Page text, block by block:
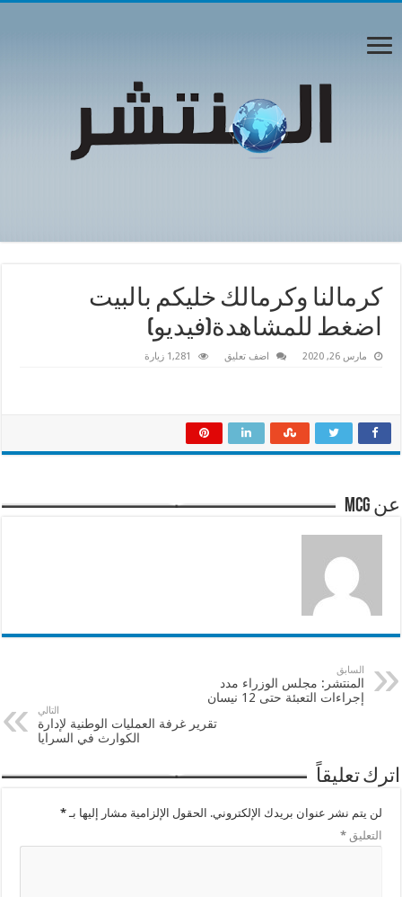
كرمالنا وكرمالك خليكم بالبيت
اضغط للمشاهدة(فيديو)
مارس 26, 2020 اضف تعليق 1,281 زيارة
عن mcg
السابق
المنتشر: مجلس الوزراء مدد
إجراءات التعبئة حتى 12 نيسان
التالي
تقرير غرفة العمليات الوطنية لإدارة
الكوارث في السرايا
اترك تعليقاً
لن يتم نشر عنوان بريدك الإلكتروني. الحقول الإلزامية مشار إليها بـ*
التعليق*